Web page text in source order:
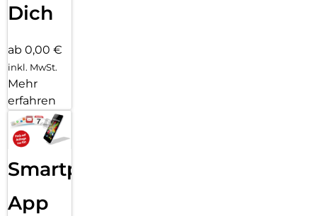
Dich
ab 0,00 €
inkl. MwSt.
Mehr
erfahren
Smartphone
App